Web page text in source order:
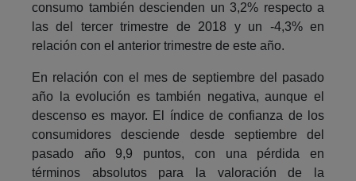
consumo también descienden un 3,2% respecto a
las del tercer trimestre de 2018 y un -4,3% en
relación con el anterior trimestre de este año.
En relación con el mes de septiembre del pasado
año la evolución es también negativa, aunque el
descenso es mayor. El índice de confianza de los
consumidores desciende desde septiembre del
pasado año 9,9 puntos, con una pérdida en
términos absolutos para la valoración de la